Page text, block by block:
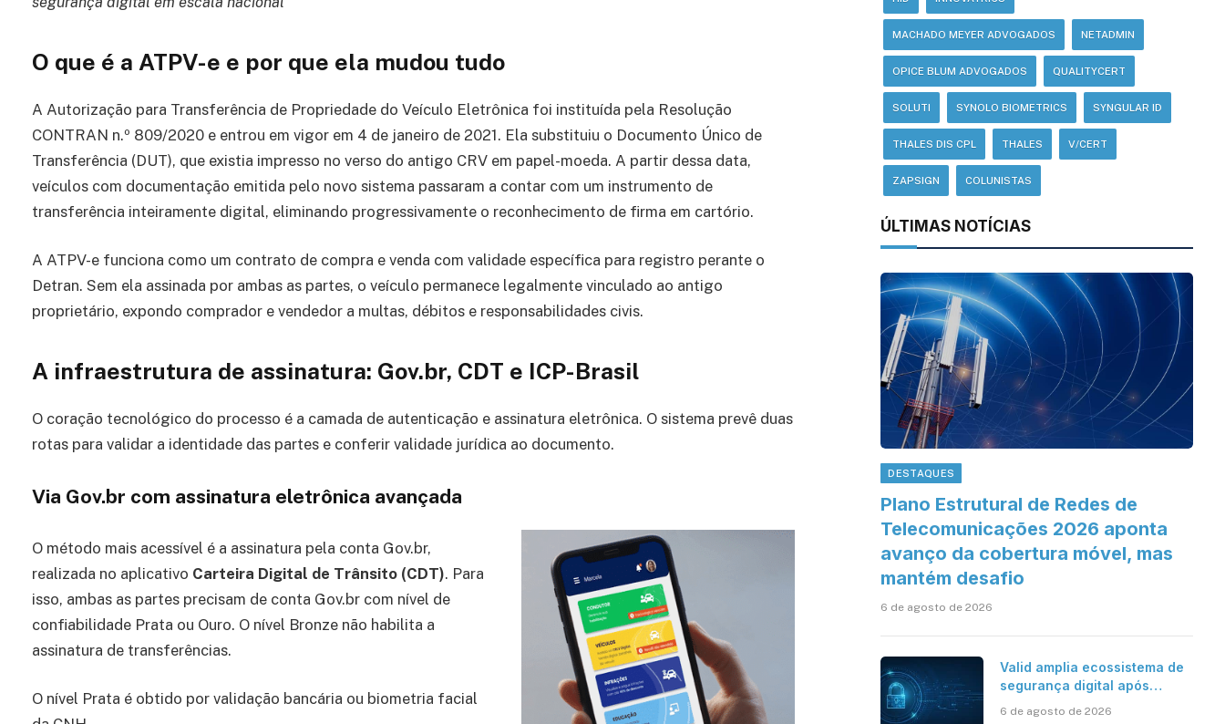
O que é a ATPV-e e por que ela mudou tudo
A Autorização para Transferência de Propriedade do Veículo Eletrônica foi instituída pela Resolução
CONTRAN n.º 809/2020 e entrou em vigor em 4 de janeiro de 2021. Ela substituiu o Documento Único de
Transferência (DUT), que existia impresso no verso do antigo CRV em papel-moeda. A partir dessa data,
veículos com documentação emitida pelo novo sistema passaram a contar com um instrumento de
transferência inteiramente digital, eliminando progressivamente o reconhecimento de firma em cartório.
A ATPV-e funciona como um contrato de compra e venda com validade específica para registro perante o
Detran. Sem ela assinada por ambas as partes, o veículo permanece legalmente vinculado ao antigo
proprietário, expondo comprador e vendedor a multas, débitos e responsabilidades civis.
A infraestrutura de assinatura: Gov.br, CDT e ICP-Brasil
O coração tecnológico do processo é a camada de autenticação e assinatura eletrônica. O sistema prevê duas
rotas para validar a identidade das partes e conferir validade jurídica ao documento.
Via Gov.br com assinatura eletrônica avançada
O método mais acessível é a assinatura pela conta Gov.br,
realizada no aplicativo Carteira Digital de Trânsito (CDT). Para
isso, ambas as partes precisam de conta Gov.br com nível de
confiabilidade Prata ou Ouro. O nível Bronze não habilita a
assinatura de transferências.
O nível Prata é obtido por validação bancária ou biometria facial
MACHADO MEYER ADVOGADOS NETADMIN
OPICE BLUM ADVOGADOS QUALITYCERT
SOLUTI SYNOLO BIOMETRICS SYNGULAR ID
THALES DIS CPL THALES V/CERT
ZAPSIGN COLUNISTAS
ÚLTIMAS NOTÍCIAS
DESTAQUES
Plano Estrutural de Redes de
Telecomunicações 2026 aponta
avanço da cobertura móvel, mas
mantém desafio
6 de agosto de 2026
Valid amplia ecossistema de
segurança digital após
6 de agosto de 2026